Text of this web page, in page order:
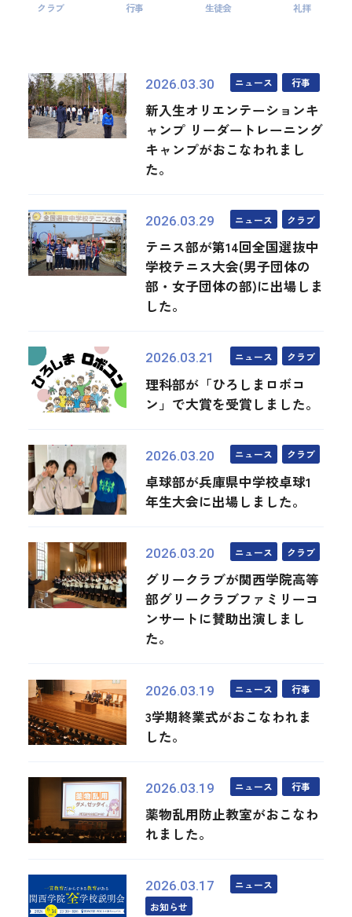
クラブ 行事 生徒会 礼拝
2026.03.30 ニュース 行事
新入生オリエンテーションキ
ャンプ リーダートレーニング
キャンプがおこなわれまし
た。
2026.03.29 ニュース クラブ
テニス部が第14回全国選抜中
学校テニス大会(男子団体の
部・女子団体の部)に出場しま
した。
2026.03.21 ニュース クラブ
理科部が「ひろしまロボコ
ン」で大賞を受賞しました。
2026.03.20 ニュース クラブ
卓球部が兵庫県中学校卓球1
年生大会に出場しました。
2026.03.20 ニュース クラブ
グリークラブが関西学院高等
部グリークラブファミリーコ
ンサートに賛助出演しまし
た。
2026.03.19 ニュース 行事
3学期終業式がおこなわれま
した。
2026.03.19 ニュース 行事
薬物乱用防止教室がおこなわ
れました。
2026.03.17
ニュース
お知らせ